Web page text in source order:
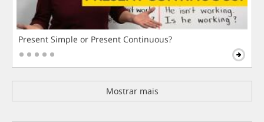
Present Simple or Present Continuous?
Mostrar mais